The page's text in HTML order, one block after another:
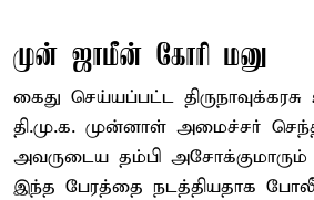
முன் ஜாமீன் கோரி மனு
கைது செய்யப்பட்ட
தி.மு.க. முன்னாள் அமைச்சர்
அவருடைய தம்பி அசோக்குமாரும்
இந்த பேரத்தை நடத்தியதாக